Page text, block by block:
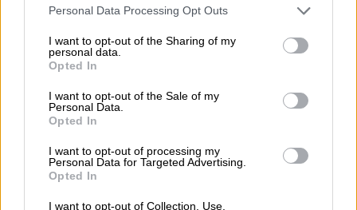
Personal Data Processing Opt Outs
I want to opt-out of the Sharing of my
personal data.
Opted In
I want to opt-out of the Sale of my
Personal Data.
Opted In
I want to opt-out of processing my
Personal Data for Targeted Advertising.
Opted In
I want to opt-out of Collection, Use,
El PSOE-A pedirá una comisión
sobre los contratos de emergencia
que benefició a la empresa de la
madre de Ayuso